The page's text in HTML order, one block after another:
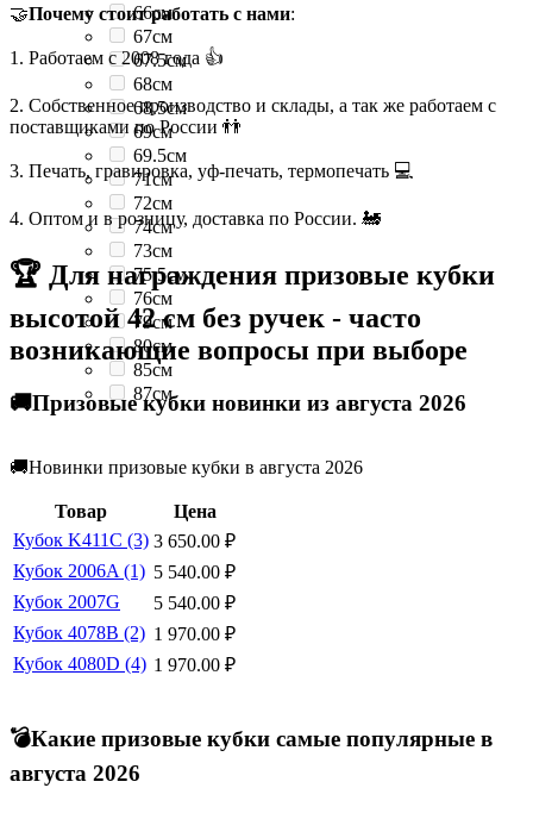
66см
67см
67.5см
68см
68.5см
69см
69.5см
71см
72см
74см
73см
75.5см
76см
79см
80см
85см
87см
🤝Почему стоит работать с нами:
1. Работаем с 2008 года 👍
2. Собственное производство и склады, а так же работаем с
поставщиками по России 👬
3. Печать, гравировка, уф-печать, термопечать 💻
4. Оптом и в розницу, доставка по России. 🚂
🏆 Для награждения призовые кубки
высотой 42 см без ручек - часто
возникающие вопросы при выборе
🚚Призовые кубки новинки из августа 2026
🚚Новинки призовые кубки в августа 2026
Товар
Цена
Кубок K411C (3) 3 650.00 ₽
Кубок 2006A (1) 5 540.00 ₽
Кубок 2007G
5 540.00 ₽
Кубок 4078B (2) 1 970.00 ₽
Кубок 4080D (4) 1 970.00 ₽
💣Какие призовые кубки самые популярные в
августа 2026